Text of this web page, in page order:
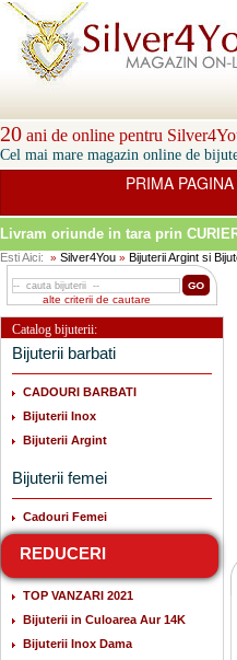
20 ani de online pentru
Cel mai mare magazin online de
PRIMA PAGINA
Livram oriunde in tara prin
Esti Aici: » Silver4You » Bijuterii Argint si
alte criterii de cautare
Catalog bijuterii:
Bijuterii barbati
CADOURI BARBATI
Bijuterii Inox
Bijuterii Argint
Bijuterii femei
Cadouri Femei
REDUCERI
TOP VANZARI 2021
Bijuterii in Culoarea Aur 14K
Bijuterii Inox Dama